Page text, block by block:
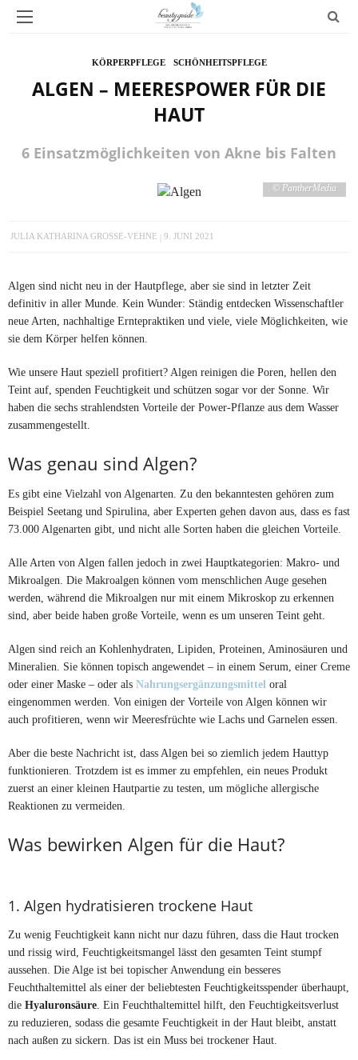
KÖRPERPFLEGE SCHÖNHEITSPFLEGE
ALGEN – MEERESPOWER FÜR DIE
HAUT
6 Einsatzmöglichkeiten von Akne bis Falten
© PantherMedia
JULIA KATHARINA GROSSE-VEHNE 9. JUNI 2021
Algen sind nicht neu in der Hautpflege, aber sie sind in letzter Zeit
definitiv in aller Munde. Kein Wunder: Ständig entdecken Wissenschaftler
neue Arten, nachhaltige Erntepraktiken und viele, viele Möglichkeiten, wie
sie dem Körper helfen können.
Wie unsere Haut speziell profitiert? Algen reinigen die Poren, hellen den
Teint auf, spenden Feuchtigkeit und schützen sogar vor der Sonne. Wir
haben die sechs strahlendsten Vorteile der Power-Pflanze aus dem Wasser
zusammengestellt.
Was genau sind Algen?
Es gibt eine Vielzahl von Algenarten. Zu den bekanntesten gehören zum
Beispiel Seetang und Spirulina, aber Experten gehen davon aus, dass es fast
73.000 Algenarten gibt, und nicht alle Sorten haben die gleichen Vorteile.
Alle Arten von Algen fallen jedoch in zwei Hauptkategorien: Makro- und
Mikroalgen. Die Makroalgen können vom menschlichen Auge gesehen
werden, während die Mikroalgen nur mit einem Mikroskop zu erkennen
sind, aber beide haben große Vorteile, wenn es um unseren Teint geht.
Algen sind reich an Kohlenhydraten, Lipiden, Proteinen, Aminosäuren und
Mineralien. Sie können topisch angewendet – in einem Serum, einer Creme
oder einer Maske – oder als Nahrungsergänzungsmittel oral
eingenommen werden. Von einigen der Vorteile von Algen können wir
auch profitieren, wenn wir Meeresfrüchte wie Lachs und Garnelen essen.
Aber die beste Nachricht ist, dass Algen bei so ziemlich jedem Hauttyp
funktionieren. Trotzdem ist es immer zu empfehlen, ein neues Produkt
zuerst an einer kleinen Hautpartie zu testen, um mögliche allergische
Reaktionen zu vermeiden.
Was bewirken Algen für die Haut?
1. Algen hydratisieren trockene Haut
Zu wenig Feuchtigkeit kann nicht nur dazu führen, dass die Haut trocken
und rissig wird, Feuchtigkeitsmangel lässt den gesamten Teint stumpf
aussehen. Die Alge ist bei topischer Anwendung ein besseres
Feuchthaltemittel als einer der beliebtesten Feuchtigkeitsspender überhaupt,
die Hyaluronsäure . Ein Feuchthaltemittel hilft, den Feuchtigkeitsverlust
zu reduzieren, sodass die gesamte Feuchtigkeit in der Haut bleibt, anstatt
nach außen zu sickern. Das ist ein Muss bei trockener Haut.